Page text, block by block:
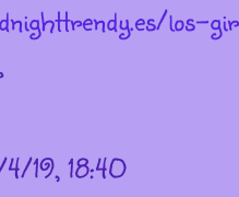
los-
19, 18:40